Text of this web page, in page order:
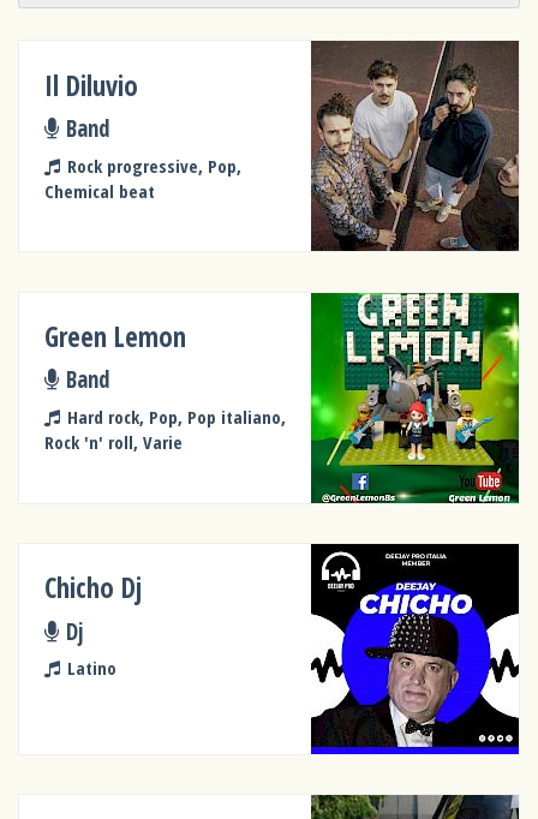
Il Diluvio
Band
Rock progressive, Pop,
Chemical beat
Green Lemon
Band
Hard rock, Pop, Pop italiano,
Rock 'n' roll, Varie
Chicho Dj
Dj
Latino